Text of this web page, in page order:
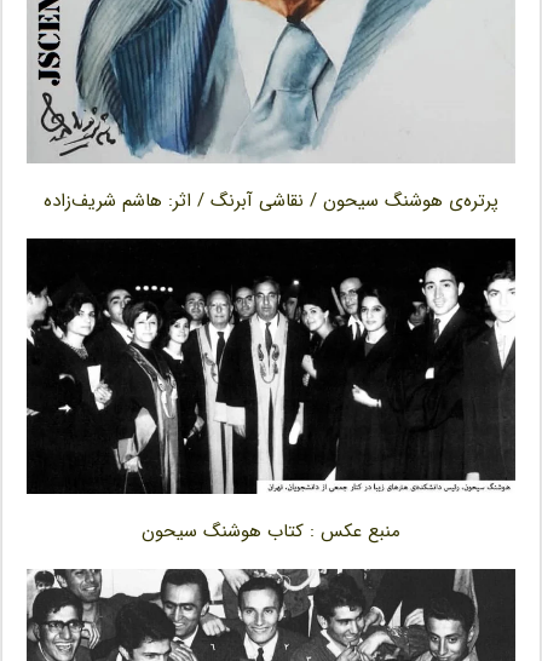
پرتره‌ی هوشنگ سیحون / نقاشی آبرنگ / اثر: هاشم شریف‌زاده
منبع عکس : کتاب هوشنگ سیحون